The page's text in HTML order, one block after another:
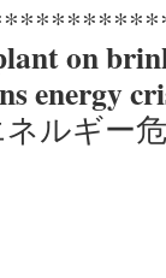
on
energy
ルギー